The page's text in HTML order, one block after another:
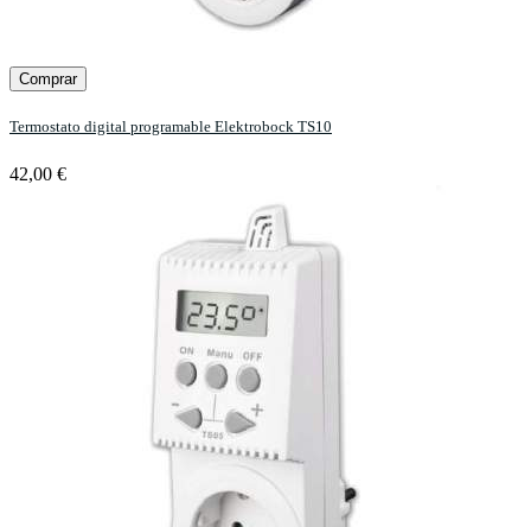
Comprar
Termostato digital programable Elektrobock TS10
42,00 €